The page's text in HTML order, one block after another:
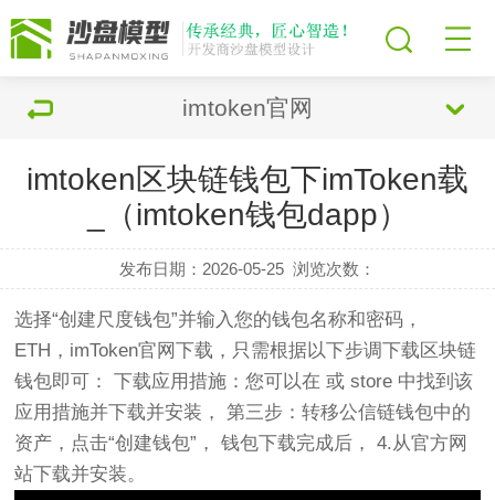
imtoken官网
imtoken区块链钱包下imToken载
_（imtoken钱包dapp）
发布日期：2026-05-25 浏览次数：
选择“创建尺度钱包”并输入您的钱包名称和密码，
ETH，imToken官网下载，只需根据以下步调下载区块链
钱包即可： 下载应用措施：您可以在 或 store 中找到该
应用措施并下载并安装， 第三步：转移公信链钱包中的
资产，点击“创建钱包”， 钱包下载完成后， 4.从官方网
站下载并安装。